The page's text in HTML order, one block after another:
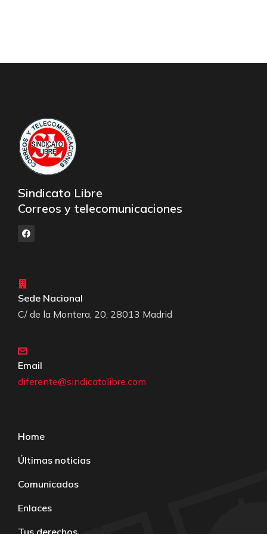
Sindicato Libre
Correos y telecomunicaciones
Sede Nacional
C/ de la Montera, 20, 28013 Madrid
Email
diferente@sindicatolibre.com
Home
Últimas noticias
Comunicados
Enlaces
Tus derechos